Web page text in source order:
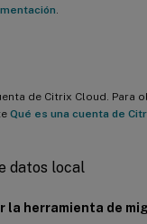
de Citrix Cloud. Para
Qué es una cuenta de
datos local
la herramienta de